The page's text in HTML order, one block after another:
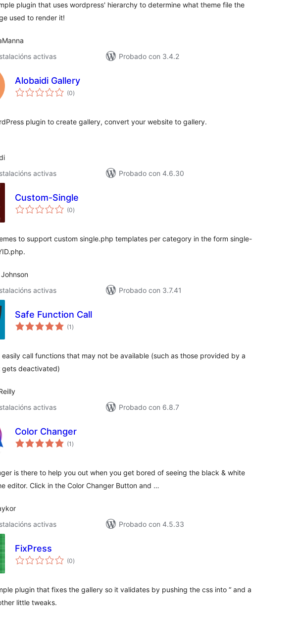
plugin that uses wordpress' hierarchy to determine what theme file the
used to render it!
activas
Probado con 3.4.2
Alobaidi Gallery
(0valoracións
totais
)
plugin to create gallery, convert your website to gallery.
activas
Probado con 4.6.30
Custom-Single
(0valoracións
totais
)
to support custom single.php templates per category in the form single-
activas
Probado con 3.7.41
Safe Function Call
(1 valoracións
totais
)
easily call functions that may not be available (such as those provided by a
gets deactivated)
activas
Probado con 6.8.7
Color Changer
(1 valoracións
totais
)
is there to help you out when you get bored of seeing the black & white
editor. Click in the Color Changer Button and …
activas
Probado con 4.5.33
FixPress
(0valoracións
totais
)
plugin that fixes the gallery so it validates by pushing the css into “ and a
little tweaks.